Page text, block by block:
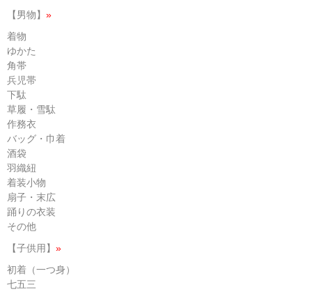
【男物】 »
着物
ゆかた
角帯
兵児帯
下駄
草履・雪駄
作務衣
バッグ・巾着
酒袋
羽織紐
着装小物
扇子・末広
踊りの衣装
その他
【子供用】 »
初着（一つ身）
七五三